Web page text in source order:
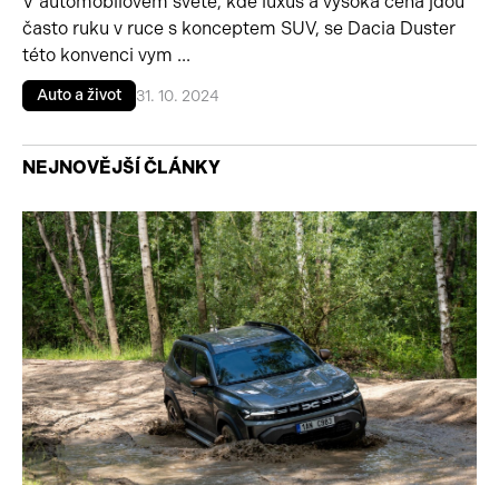
často ruku v ruce s konceptem SUV, se Dacia Duster
této konvenci vym ...
Auto a život 31. 10. 2024
NEJNOVĚJŠÍ ČLÁNKY